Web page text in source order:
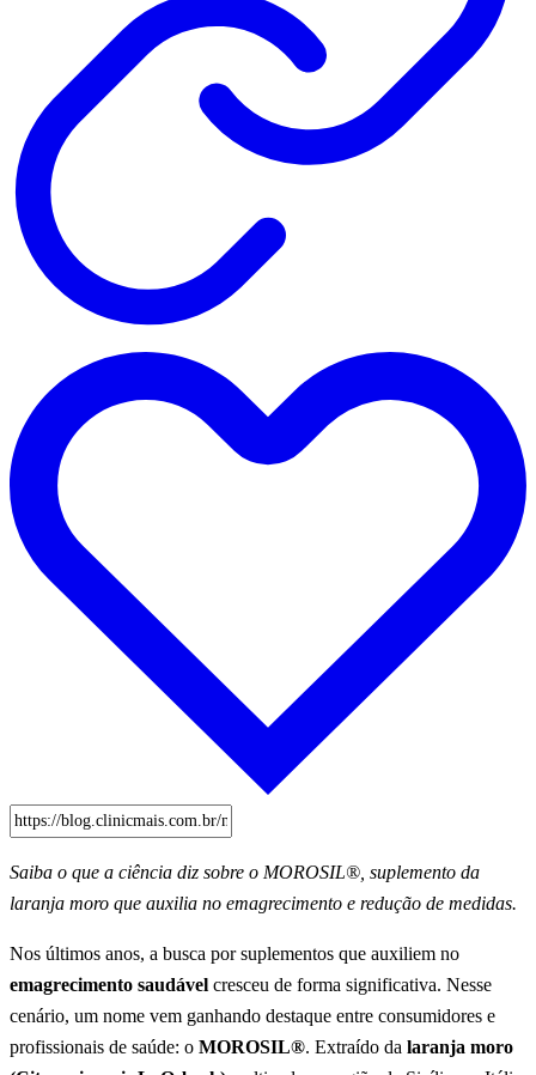
Saiba o que a ciência diz sobre o MOROSIL®, suplemento da
laranja moro que auxilia no emagrecimento e redução de medidas.
Nos últimos anos, a busca por suplementos que auxiliem no
emagrecimento saudável cresceu de forma significativa. Nesse
cenário, um nome vem ganhando destaque entre consumidores e
profissionais de saúde: o MOROSIL®. Extraído da laranja moro